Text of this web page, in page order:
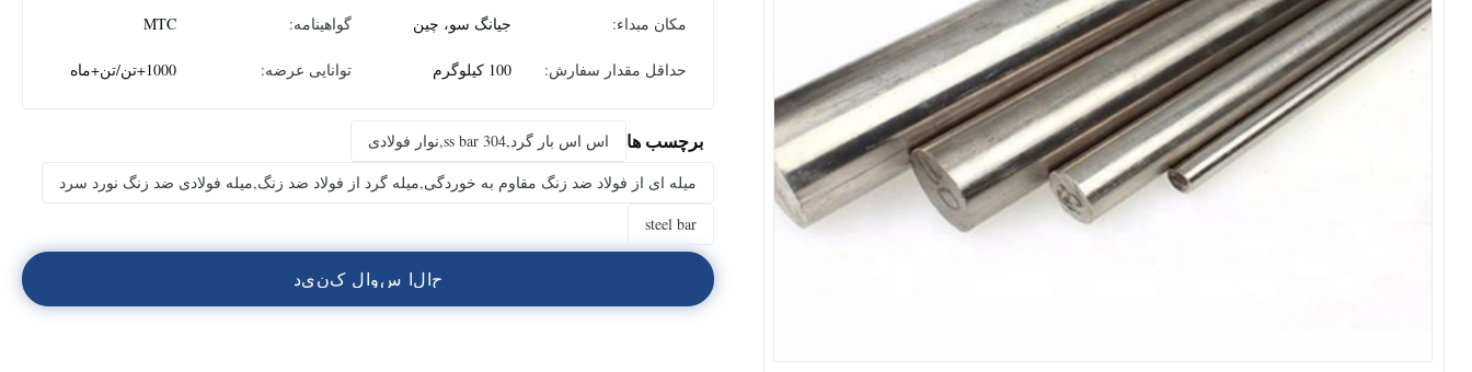
مکان مبداء: جیانگ سو، چین گواهینامه: MTC
حداقل مقدار سفارش: 100 کیلوگرم توانایی عرضه: 1000+تن/تن+ماه
برچسب ها
اس اس بار گرد,304 ss bar,نوار فولادی
میله ای از فولاد ضد زنگ مقاوم به خوردگی,میله گرد از فولاد ضد زنگ,میله فولادی ضد زنگ نورد سرد
steel bar
حالا سوال کنيد